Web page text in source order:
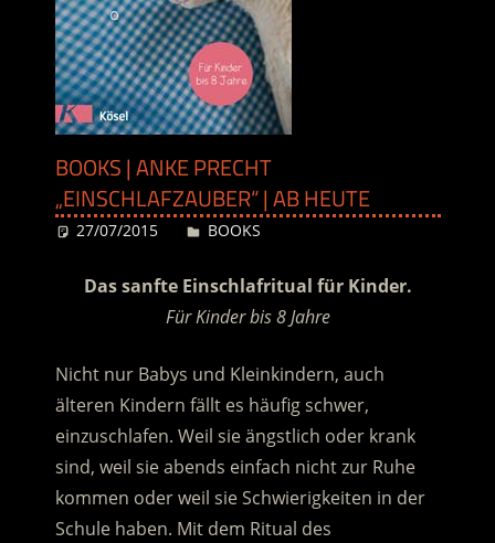
BOOKS | ANKE PRECHT
„EINSCHLAFZAUBER“ | AB HEUTE
27/07/2015 Desiree
BOOKS
Das sanfte Einschlafritual für Kinder.
Für Kinder bis 8 Jahre
Nicht nur Babys und Kleinkindern, auch
älteren Kindern fällt es häufig schwer,
einzuschlafen. Weil sie ängstlich oder krank
sind, weil sie abends einfach nicht zur Ruhe
kommen oder weil sie Schwierigkeiten in der
Schule haben. Mit dem Ritual des